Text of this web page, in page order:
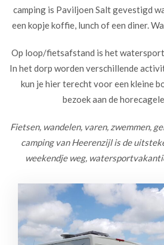
camping is Paviljoen Salt gevestigd
een kopje koffie, lunch of een diner.
Op loop/fietsafstand is het
In het dorp worden verschillende
kun je hier terecht voor een kleine
bezoek aan de
Fietsen, wandelen, varen, zwemmen,
camping van Heerenzijl is de
weekendje weg,